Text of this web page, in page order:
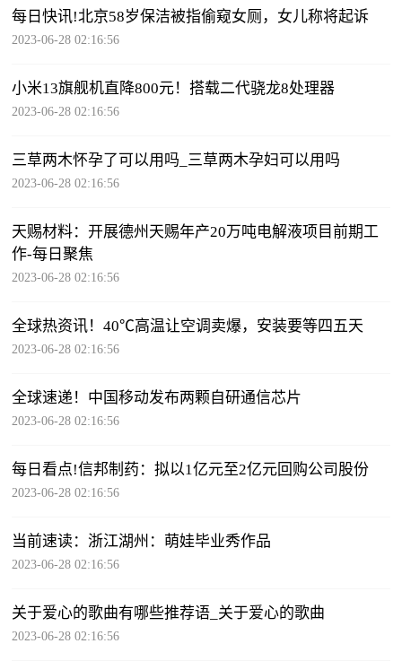
每日快讯!北京58岁保洁被指偷窥女厕，女儿称将起诉
2023-06-28 02:16:56
小米13旗舰机直降800元！搭载二代骁龙8处理器
2023-06-28 02:16:56
三草两木怀孕了可以用吗_三草两木孕妇可以用吗
2023-06-28 02:16:56
天赐材料：开展德州天赐年产20万吨电解液项目前期工
作-每日聚焦
2023-06-28 02:16:56
全球热资讯！40℃高温让空调卖爆，安装要等四五天
2023-06-28 02:16:56
全球速递！中国移动发布两颗自研通信芯片
2023-06-28 02:16:56
每日看点!信邦制药：拟以1亿元至2亿元回购公司股份
2023-06-28 02:16:56
当前速读：浙江湖州：萌娃毕业秀作品
2023-06-28 02:16:56
关于爱心的歌曲有哪些推荐语_关于爱心的歌曲
2023-06-28 02:16:56